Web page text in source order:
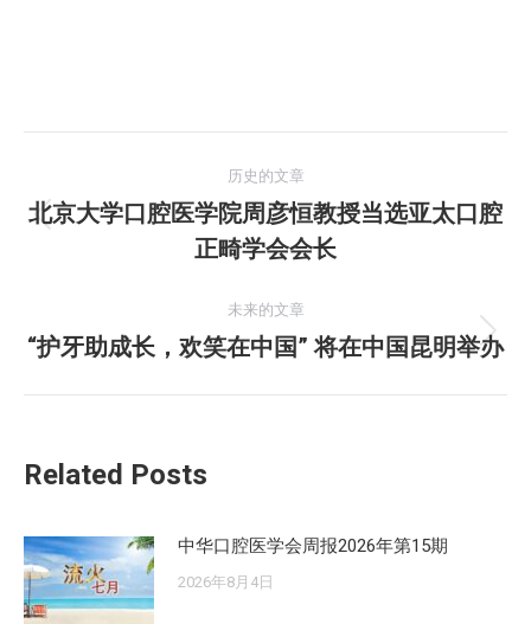
章
历史的文章
历
史
文
章：
北京大学口腔医学院周彦恒教授当选亚太口腔
正畸学会会长
未来的文章
未
“护牙助成长，欢笑在中国” 将在中国昆明举办
Related Posts
中华口腔医学会周报2026年第15期
2026年8月4日